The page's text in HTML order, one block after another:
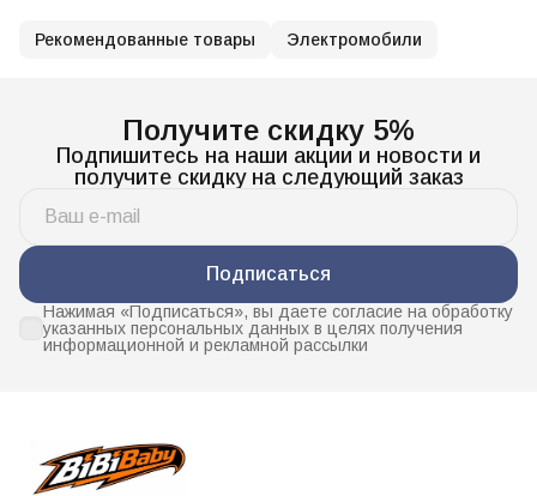
Рекомендованные товары Электромобили
Получите скидку 5%
Подпишитесь на наши акции и новости и
получите скидку на следующий заказ
Подписаться
Нажимая «Подписаться», вы даете согласие на обработку
указанных персональных данных в целях получения
информационной и рекламной рассылки